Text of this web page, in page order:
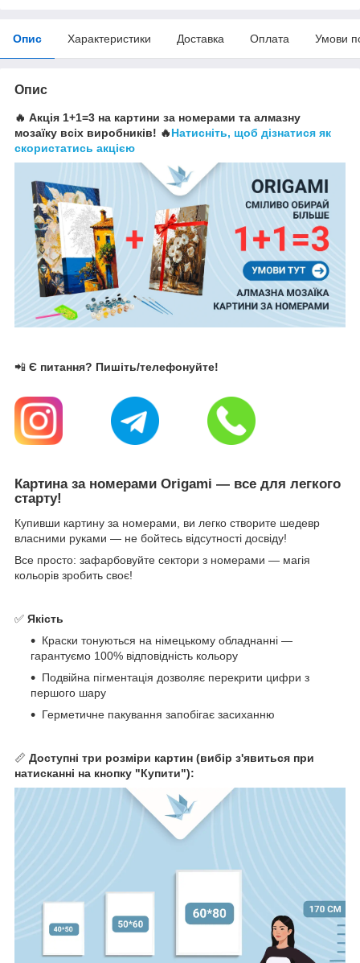
Опис Характеристики Доставка Оплата Умови
Опис
🔥 Акція 1+1=3 на картини за номерами та алмазну
мозаїку всіх виробників! 🔥Натисніть, щоб дізнатися як
скористатись акцією
📲 Є питання? Пишіть/телефонуйте!
Картина за номерами Origami — все для легкого
старту!
Купивши картину за номерами, ви легко створите шедевр
власними руками — не бойтесь відсутності досвіду!
Все просто: зафарбовуйте сектори з номерами — магія
кольорів зробить своє!
✅ Якість
Краски тонуються на німецькому обладнанні —
гарантуємо 100% відповідність кольору
Подвійна пігментація дозволяє перекрити цифри з
першого шару
Герметичне пакування запобігає засиханню
📏 Доступні три розміри картин (вибір з'явиться при
натисканні на кнопку "Купити"):